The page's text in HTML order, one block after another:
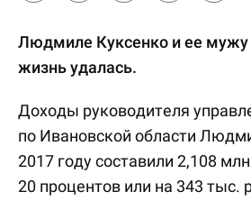
Людмиле Куксенко и ее мужу
жизнь удалась.
Доходы руководителя
по Ивановской области
2017 году составили 2,108
20 процентов или на 343 тыс.